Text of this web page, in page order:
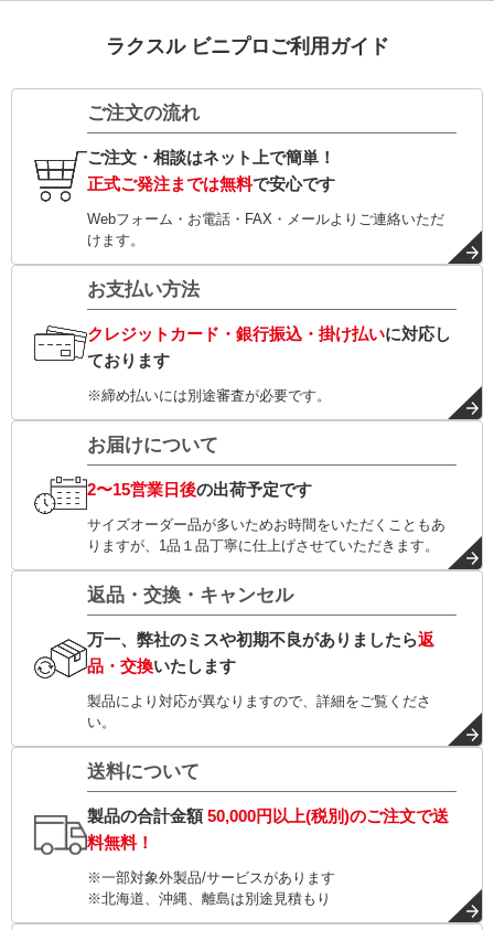
ラクスル ビニプロご利用ガイド
ご注文の流れ
ご注文・相談はネット上で簡単！
正式ご発注までは無料で安心です
Webフォーム・お電話・FAX・メールよりご連絡いただ
けます。
お支払い方法
クレジットカード・銀行振込・掛け払いに対応し
ております
※締め払いには別途審査が必要です。
お届けについて
2〜15営業日後の出荷予定です
サイズオーダー品が多いためお時間をいただくこともあ
りますが、1品１品丁寧に仕上げさせていただきます。
返品・交換・キャンセル
万一、弊社のミスや初期不良がありましたら返
品・交換いたします
製品により対応が異なりますので、詳細をご覧くださ
い。
送料について
製品の合計金額50,000円以上(税別)のご注文で送
料無料！
※一部対象外製品/サービスがあります
※北海道、沖縄、離島は別途見積もり